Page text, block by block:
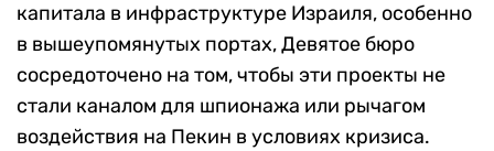
капитала в инфраструктуре Израиля, особенно
в вышеупомянутых портах, Девятое бюро
сосредоточено на том, чтобы эти проекты не
стали каналом для шпионажа или рычагом
воздействия на Пекин в условиях кризиса.